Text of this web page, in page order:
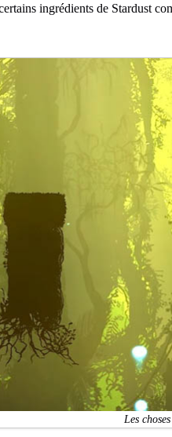
ingrédients de Stardust
Les